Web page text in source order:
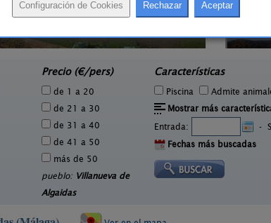
Casa Sunset El Tejar
Precio (€/pers)
de 1 a 20
de 21 a 30
de 31 a 40
de 41 a 50
más de 50
pueblo: Villanueva de
Algaidas
Características
Piscina Admite
Mostrar más
Entrada:
-
Fechas más buscadas